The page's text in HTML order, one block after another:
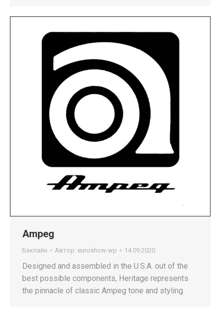
Ampeg
Бэклайн Автор: euroshow-wp 14.09.2020
Designed and assembled in the U.S.A. out of the
best possible components, Heritage represents
the pinnacle of classic Ampeg tone and styling.